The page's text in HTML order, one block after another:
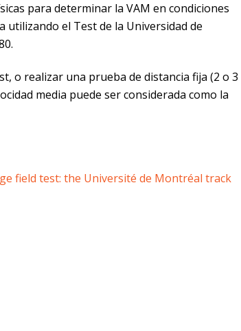
para determinar la VAM en condiciones
el Test de la Universidad de
o realizar una prueba de distancia fija (2 o 3
media puede ser considerada como la
field test: the Université de Montréal track